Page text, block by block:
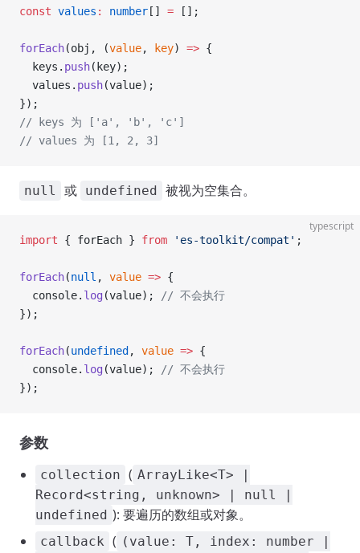
const values : number [] = [];
forEach(obj, (value, key) => {
  keys.
push(key);
  values.
push(value);
});
// keys 为 ['a', 'b', 'c']
// values 为 [1, 2, 3]
null 或 undefined 被视为空集合。
typescript
import { forEach } from 'es-toolkit/compat' ;
forEach(null , value => {
  console.
log (value);
// 不会执行
});
forEach(undefined , value => {
  console.
log (value);
// 不会执行
});
参数
collection ( ArrayLike<T> |
Record<string, unknown> | null |
undefined ): 要遍历的数组或对象。
callback ( (value: T, index: number |